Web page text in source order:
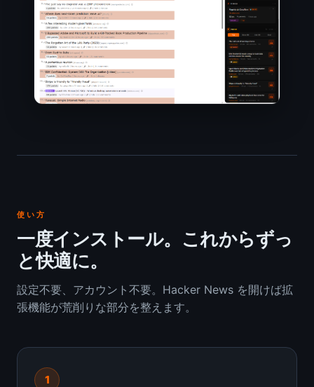
使い方
一度インストール。これからずっ
と快適に。
設定不要、アカウント不要。Hacker News を開けば拡
張機能が荒削りな部分を整えます。
1